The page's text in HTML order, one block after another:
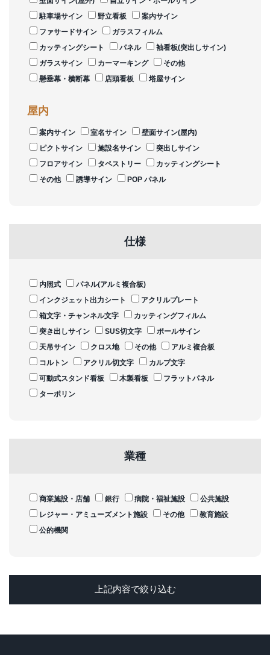
駐車場サイン
野立看板
案内サイン
ファサードサイン
ガラスフィルム
カッティングシート
パネル
袖看板(突出しサイン)
ガラスサイン
カーマーキング
その他
懸垂幕・横断幕
店頭看板 塔屋サイン
屋内
案内サイン 室名サイン
壁面サイン(屋内)
ピクトサイン
施設名サイン
突出しサイン
フロアサイン
タペストリー
カッティングシート
その他
誘導サイン POP パネル
仕様
内照式
パネル(アルミ複合板)
インクジェット出力シート
アクリルプレート
箱文字・チャンネル文字
カッティングフィルム
突き出しサイン
SUS切文字
ポールサイン
天吊サイン
クロス地 その他
アルミ複合板
コルトン
アクリル切文字
カルプ文字
可動式スタンド看板
木製看板
フラットパネル
ターポリン
業種
商業施設・店舗 銀行 病院・福祉施設
公共施設
レジャー・アミューズメント施設
その他
教育施設
公的機関
上記内容で絞り込む